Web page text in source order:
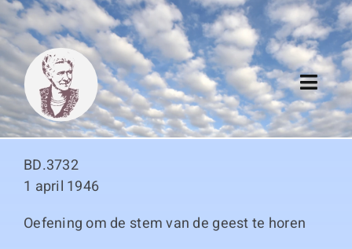
Skip
to
content
Algemeen
Thema boeken
BD.3732
1 april 1946
Oefening om de stem van de geest te horen